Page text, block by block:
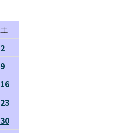
土
2
9
16
23
30